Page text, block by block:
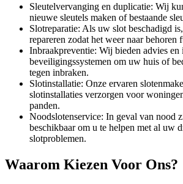
Sleutelvervanging en duplicatie: Wij
nieuwe sleutels maken of bestaande
Slotreparatie: Als uw slot beschadigd
repareren zodat het weer naar behoren
Inbraakpreventie: Wij bieden advies en
beveiligingssystemen om uw huis of
tegen inbraken.
Slotinstallatie: Onze ervaren
slotinstallaties verzorgen voor
panden.
Noodslotenservice: In geval van nood
beschikbaar om u te helpen met al uw
slotproblemen.
Waarom Kiezen Voor Ons?